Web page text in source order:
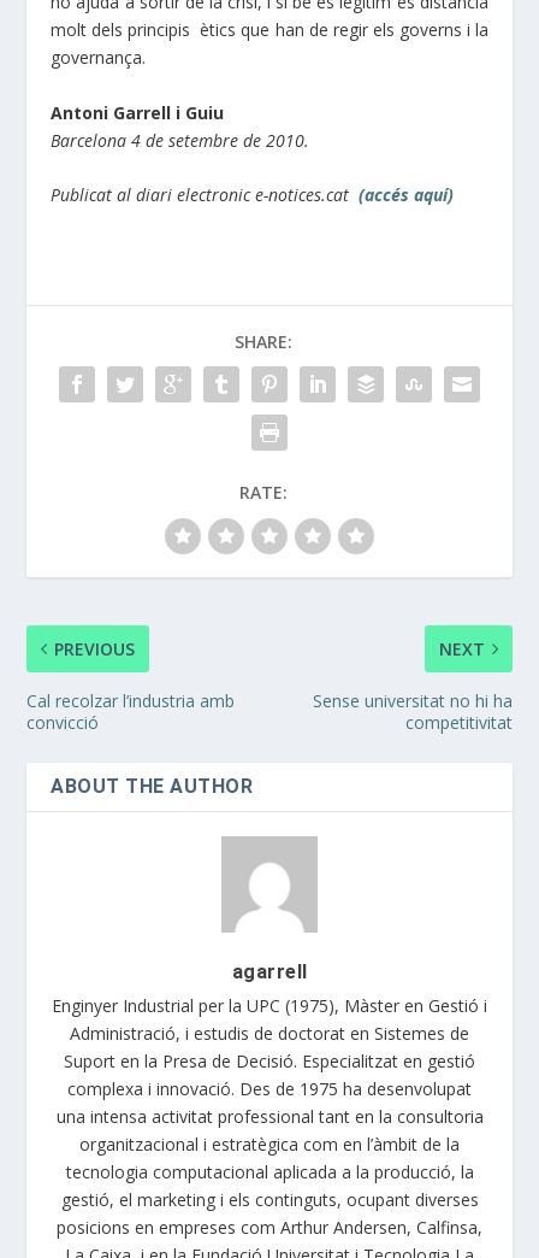
molt dels principis ètics que han de regir els governs i la
governança.
Antoni Garrell i Guiu
Barcelona 4 de setembre de 2010.
Publicat al diari electronic e-notices.cat(accés aquí)
SHARE:
RATE:
PREVIOUS
Cal recolzar l’industria amb
convicció
NEXT
Sense universitat no hi ha
competitivitat
ABOUT THE AUTHOR
agarrell
Enginyer Industrial per la UPC (1975), Màster en Gestió i
Administració, i estudis de doctorat en Sistemes de
Suport en la Presa de Decisió. Especialitzat en gestió
complexa i innovació. Des de 1975 ha desenvolupat
una intensa activitat professional tant en la consultoria
organitzacional i estratègica com en l’àmbit de la
tecnologia computacional aplicada a la producció, la
gestió, el marketing i els continguts, ocupant diverses
posicions en empreses com Arthur Andersen, Calfinsa,